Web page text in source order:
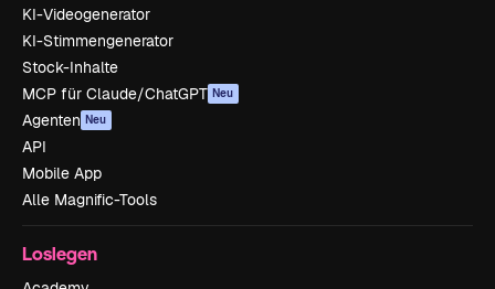
KI-Videogenerator
KI-Stimmengenerator
Stock-Inhalte
MCP für Claude/ChatGPT Neu
Agenten Neu
API
Mobile App
Alle Magnific-Tools
Loslegen